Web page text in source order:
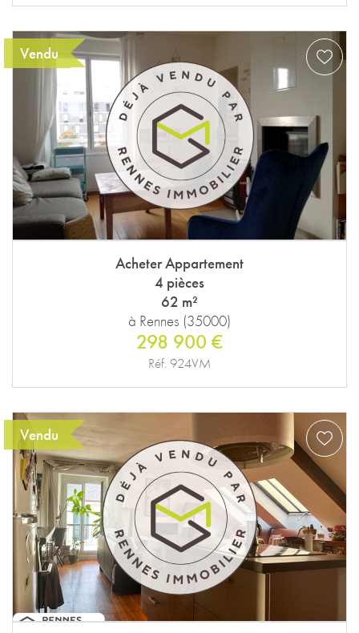
Vendu
Acheter Appartement
4 pièces
62 m²
à Rennes (35000)
298 900 €
Réf. 924VM
Vendu